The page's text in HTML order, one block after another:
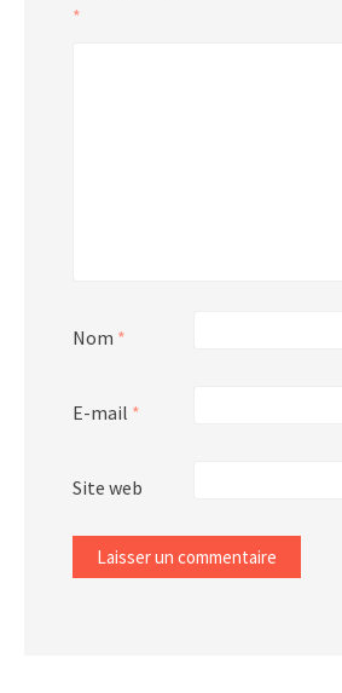
*
Nom *
E-mail *
Site web